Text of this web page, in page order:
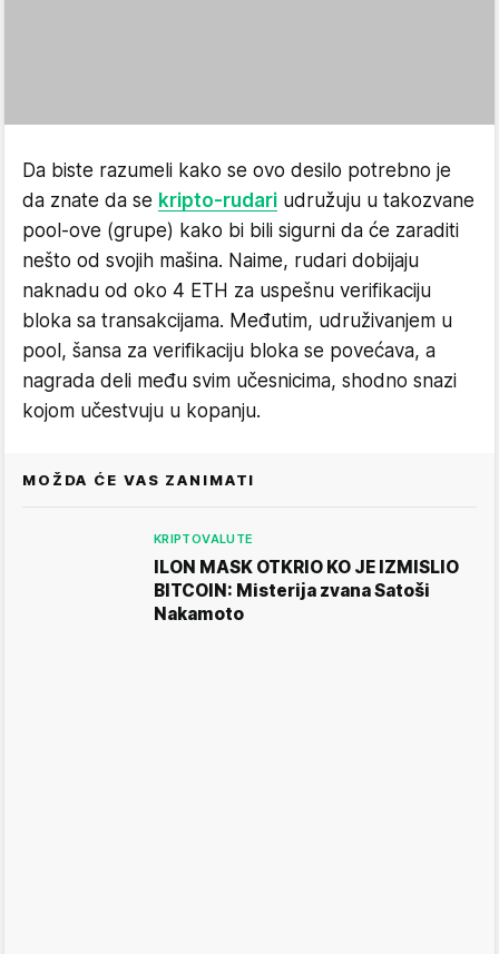
Da biste razumeli kako se ovo desilo potrebno je
da znate da se kripto-rudari udružuju u takozvane
pool-ove (grupe) kako bi bili sigurni da će zaraditi
nešto od svojih mašina. Naime, rudari dobijaju
naknadu od oko 4 ETH za uspešnu verifikaciju
bloka sa transakcijama. Međutim, udruživanjem u
pool, šansa za verifikaciju bloka se povećava, a
nagrada deli među svim učesnicima, shodno snazi
kojom učestvuju u kopanju.
MOŽDA ĆE VAS ZANIMATI
KRIPTOVALUTE
ILON MASK OTKRIO KO JE IZMISLIO
BITCOIN: Misterija zvana Satoši
Nakamoto